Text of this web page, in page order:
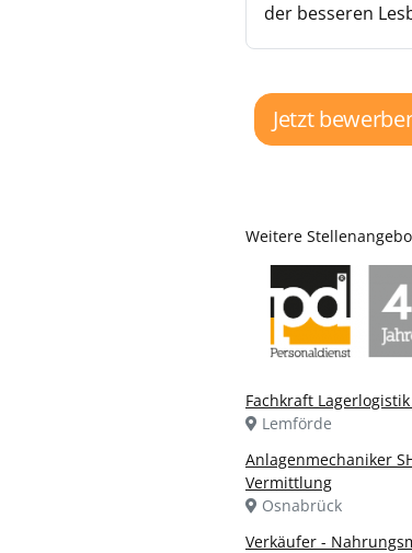
der besseren
Jetzt
Weitere
Fachkraft
Lemförde
Anlagenmechaniker
Vermittlung
Osnabrück
Verkäufer -